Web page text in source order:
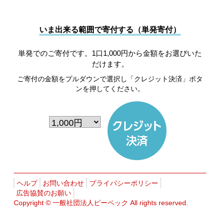
いま出来る範囲で寄付する（単発寄付）
単発でのご寄付です。1口1,000円から金額をお選びいた
だけます。
ご寄付の金額をプルダウンで選択し「クレジット決済」ボタ
ンを押してください。
ヘルプ お問い合わせ
プライバシーポリシー
広告協賛のお願い
Copyright ©一般社団法人ピーペック All rights reserved.